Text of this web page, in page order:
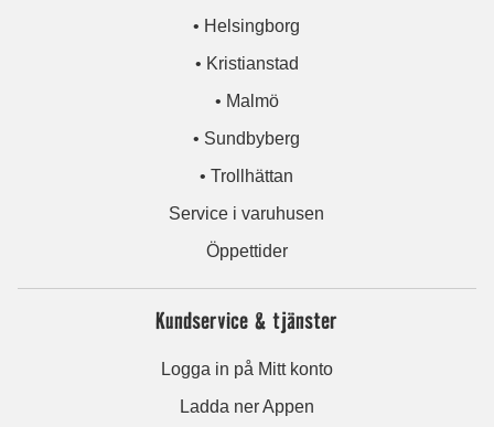
• Helsingborg
• Kristianstad
• Malmö
• Sundbyberg
• Trollhättan
Service i varuhusen
Öppettider
Kundservice & tjänster
Logga in på Mitt konto
Ladda ner Appen